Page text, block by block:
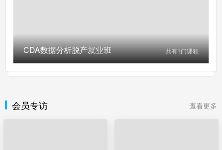
CDA数据分析脱产就业班 共有1门课程
会员专访 查看更多